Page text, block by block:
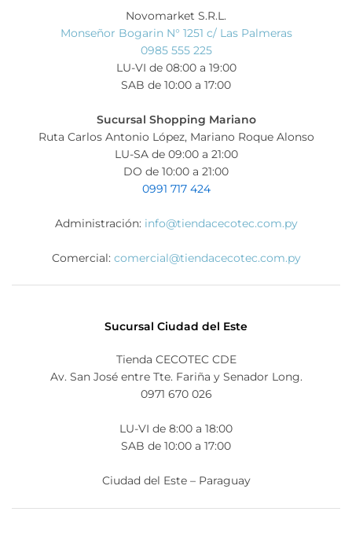
Novomarket S.R.L.
Monseñor Bogarin N° 1251 c/ Las Palmeras
0985 555 225
LU-VI de 08:00 a 19:00
SAB de 10:00 a 17:00
Sucursal Shopping Mariano
Ruta Carlos Antonio López, Mariano Roque Alonso
LU-SA de 09:00 a 21:00
DO de 10:00 a 21:00
0991 717 424
Administración: info@tiendacecotec.com.py
Comercial: comercial@tiendacecotec.com.py
Sucursal Ciudad del Este
Tienda CECOTEC CDE
Av. San José entre Tte. Fariña y Senador Long.
0971 670 026
LU-VI de 8:00 a 18:00
SAB de 10:00 a 17:00
Ciudad del Este – Paraguay